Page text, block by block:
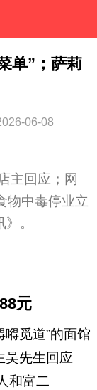
单”；萨莉
06-08
主回应；网
物中毒停业立
。
元
觅道”的面馆
吴先生回应
和富二